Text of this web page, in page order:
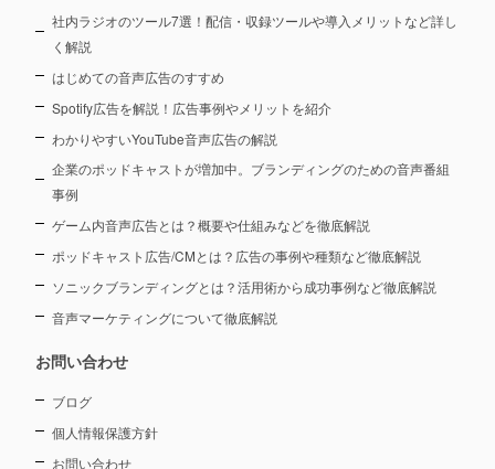
社内ラジオのツール7選！配信・収録ツールや導入メリットなど詳し
く解説
はじめての音声広告のすすめ
Spotify広告を解説！広告事例やメリットを紹介
わかりやすいYouTube音声広告の解説
企業のポッドキャストが増加中。ブランディングのための音声番組
事例
ゲーム内音声広告とは？概要や仕組みなどを徹底解説
ポッドキャスト広告/CMとは？広告の事例や種類など徹底解説
ソニックブランディングとは？活用術から成功事例など徹底解説
音声マーケティングについて徹底解説
お問い合わせ
ブログ
個人情報保護方針
お問い合わせ